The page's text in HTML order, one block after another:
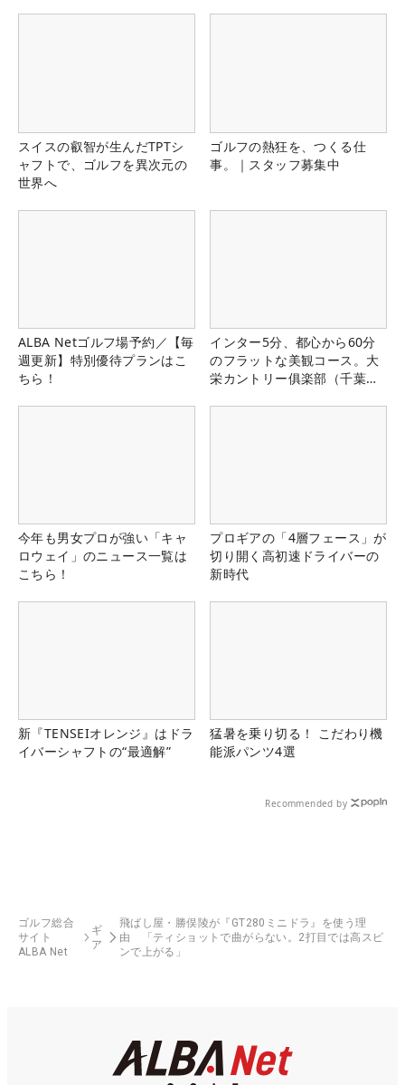
スイスの叡智が生んだTPTシ
ャフトで、ゴルフを異次元の
世界へ
ゴルフの熱狂を、つくる仕
事。｜スタッフ募集中
ALBA Netゴルフ場予約／【毎
週更新】特別優待プランはこ
ちら！
インター5分、都心から60分
のフラットな美観コース。大
栄カントリー俱楽部（千葉
今年も男女プロが強い「キャ
ロウェイ」のニュース一覧は
こちら！
プロギアの「4層フェース」が
切り開く高初速ドライバーの
新時代
新『TENSEIオレンジ』はドラ
イバーシャフトの“最適解”
猛暑を乗り切る！ こだわり機
能派パンツ4選
Recommended by
ゴルフ総合
サイト
ALBA Net
ギ
ア
飛ばし屋・勝俣陵が『GT280ミニドラ』を使う理
由 「ティショットで曲がらない。2打目では高スピ
ンで上がる」